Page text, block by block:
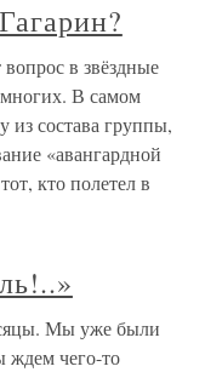
в звёздные
В самом
из состава группы,
«авангардной
кто полетел в
Мы уже были
чего-то